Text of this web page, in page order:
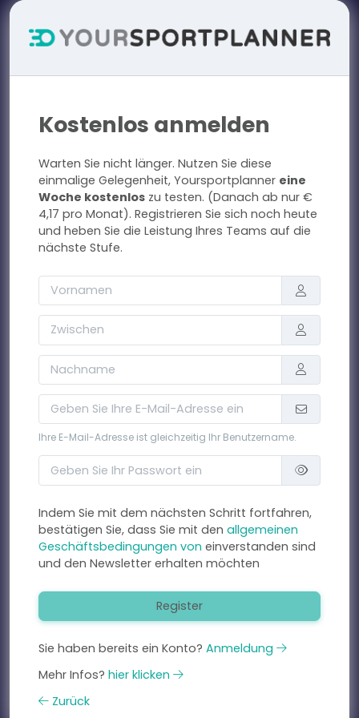
Kostenlos anmelden
Warten Sie nicht länger. Nutzen Sie diese
einmalige Gelegenheit, Yoursportplanner eine
Woche kostenlos zu testen. (Danach ab nur €
4,17 pro Monat). Registrieren Sie sich noch heute
und heben Sie die Leistung Ihres Teams auf die
nächste Stufe.
Ihre E-Mail-Adresse ist gleichzeitig Ihr Benutzername.
Indem Sie mit dem nächsten Schritt fortfahren,
bestätigen Sie, dass Sie mit den allgemeinen
Geschäftsbedingungen von einverstanden sind
und den Newsletter erhalten möchten
Register
Sie haben bereits ein Konto? Anmeldung
Mehr Infos? hier klicken
Zurück